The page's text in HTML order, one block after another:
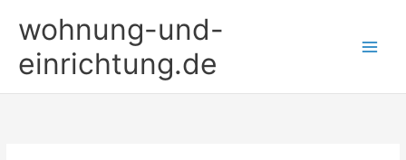
Inhaltwohnung-und-
einrichtung.de